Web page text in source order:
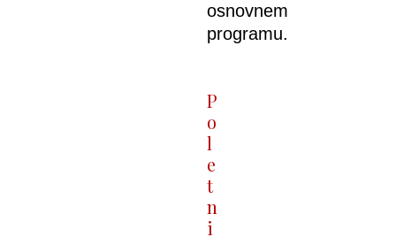
osnovnem
programu.
P
o
l
e
t
n
i